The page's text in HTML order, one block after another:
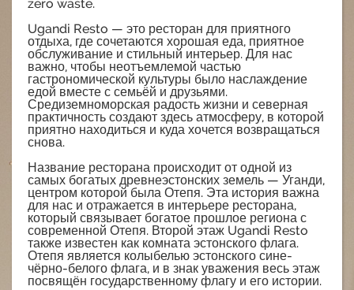
zero waste.
Ugandi Resto — это ресторан для приятного
отдыха, где сочетаются хорошая еда, приятное
обслуживание и стильный интерьер. Для нас
важно, чтобы неотъемлемой частью
гастрономической культуры было наслаждение
едой вместе с семьёй и друзьями.
Средиземноморская радость жизни и северная
практичность создают здесь атмосферу, в которой
приятно находиться и куда хочется возвращаться
снова.
Название ресторана происходит от одной из
самых богатых древнеэстонских земель — Уганди,
центром которой была Отепя. Эта история важна
для нас и отражается в интерьере ресторана,
который связывает богатое прошлое региона с
современной Отепя. Второй этаж Ugandi Resto
также известен как комната эстонского флага.
Отепя является колыбелью эстонского сине-
чёрно-белого флага, и в знак уважения весь этаж
посвящён государственному флагу и его истории.